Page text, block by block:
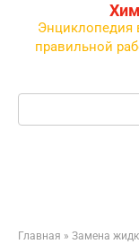
Энциклопедия
правильной
Поиск:
Главная » Замена